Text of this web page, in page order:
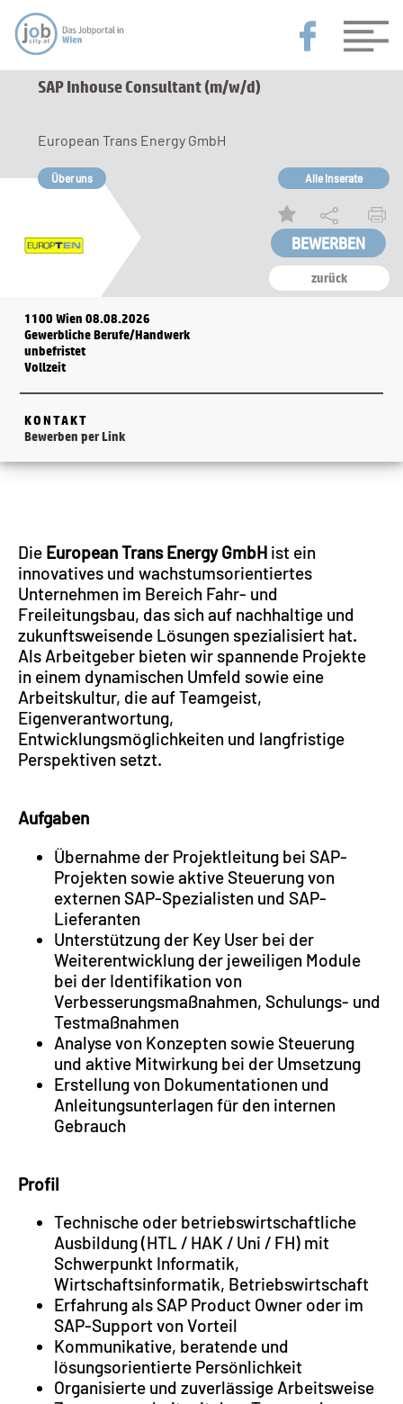
SAP Inhouse Consultant (m/w/d)
zurück
European Trans Energy GmbH
Über uns Alle Inserate
1100 Wien 08.08.2026
Gewerbliche Berufe/Handwerk
unbefristet
Vollzeit
KONTAKT
Bewerben per Link
Die European Trans Energy GmbH ist ein
innovatives und wachstumsorientiertes
Unternehmen im Bereich Fahr- und
Freileitungsbau, das sich auf nachhaltige und
zukunftsweisende Lösungen spezialisiert hat.
Als Arbeitgeber bieten wir spannende Projekte
in einem dynamischen Umfeld sowie eine
Arbeitskultur, die auf Teamgeist,
Eigenverantwortung,
Entwicklungsmöglichkeiten und langfristige
Perspektiven setzt.
Aufgaben
Übernahme der Projektleitung bei SAP-
Projekten sowie aktive Steuerung von
externen SAP-Spezialisten und SAP-
Lieferanten
Unterstützung der Key User bei der
Weiterentwicklung der jeweiligen Module
bei der Identifikation von
Verbesserungsmaßnahmen, Schulungs- und
Testmaßnahmen
Analyse von Konzepten sowie Steuerung
und aktive Mitwirkung bei der Umsetzung
Erstellung von Dokumentationen und
Anleitungsunterlagen für den internen
Gebrauch
Profil
Technische oder betriebswirtschaftliche
Ausbildung (HTL / HAK / Uni / FH) mit
Schwerpunkt Informatik,
Wirtschaftsinformatik, Betriebswirtschaft
Erfahrung als SAP Product Owner oder im
SAP-Support von Vorteil
Kommunikative, beratende und
lösungsorientierte Persönlichkeit
Organisierte und zuverlässige Arbeitsweise